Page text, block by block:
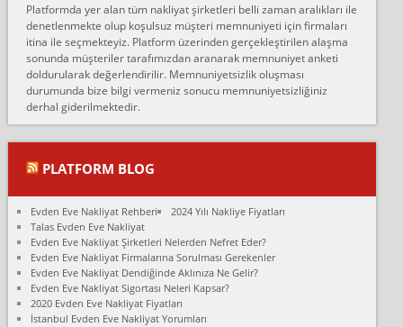
Ankara Alicanlar naklyat tel 5465524025. 2600 TL'ye ankaradan
Konya ya Alicanlar naklyat la anlaştık bu şahıs evin taşınacağı gün
fiyatın mazoto gele...
Fatih kokmese:
Diyarbakır dan eşyamı getirtmek için anlaştım sözleşme yaptım.
Son anda fiyat artırdılar.. mecburiyetten tasittim.. bu kişiler ağrılı
Ali:
olduk. Asansörlü dediler sonra uraya asansör kurulmaz dediler
fark istediler. ortada asa...
Nimet:
Ben 2021 Ağustos ilk haftası Evimi taşıdım yani İstanbul'un bir
Mahallesi'nden bir başka Mahallesi'ne yani Ümraniye bölgesinde
oturuyorum önceleri ara...
Platformda yer alan tüm nakliyat şirketleri belli zaman aralıkları ile
denetlenmekte olup koşulsuz müşteri memnuniyeti için firmaları
itina ile seçmekteyiz. Platform üzerinden gerçekleştirilen alaşma
sonunda müşteriler tarafımızdan aranarak memnuniyet anketi
doldurularak değerlendirilir. Memnuniyetsizlik oluşması
durumunda bize bilgi vermeniz sonucu memnuniyetsizliğiniz
derhal giderilmektedir.
PLATFORM BLOG
Evden Eve Nakliyat Rehberi
2024 Yılı Nakliye Fiyatları
Talas Evden Eve Nakliyat
Evden Eve Nakliyat Şirketleri Nelerden Nefret Eder?
Evden Eve Nakliyat Firmalarına Sorulması Gerekenler
Evden Eve Nakliyat Dendiğinde Aklınıza Ne Gelir?
Evden Eve Nakliyat Sigortası Neleri Kapsar?
2020 Evden Eve Nakliyat Fiyatları
İstanbul Evden Eve Nakliyat Yorumları